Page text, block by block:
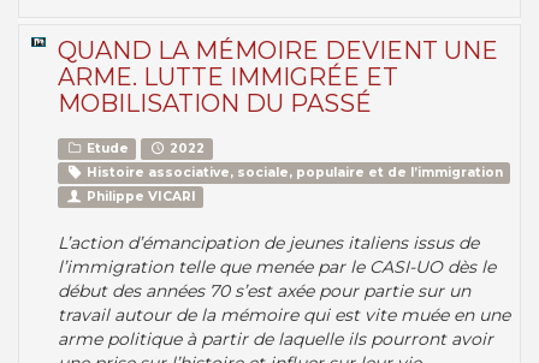
QUAND LA MÉMOIRE DEVIENT UNE
ARME. LUTTE IMMIGRÉE ET
MOBILISATION DU PASSÉ
Etude
2022
Histoire associative, sociale, populaire et de l’immigration
Philippe VICARI
L’action d’émancipation de jeunes italiens issus de
l’immigration telle que menée par le CASI-UO dès le
début des années 70 s’est axée pour partie sur un
travail autour de la mémoire qui est vite muée en une
arme politique à partir de laquelle ils pourront avoir